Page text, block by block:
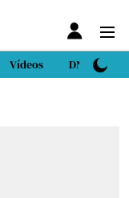
Vídeos DN Sport